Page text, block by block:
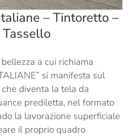
– Tintoretto –
a cui richiama
si manifesta sul
diventa la tela da
prediletta, nel formato
la lavorazione superficiale
il proprio quadro